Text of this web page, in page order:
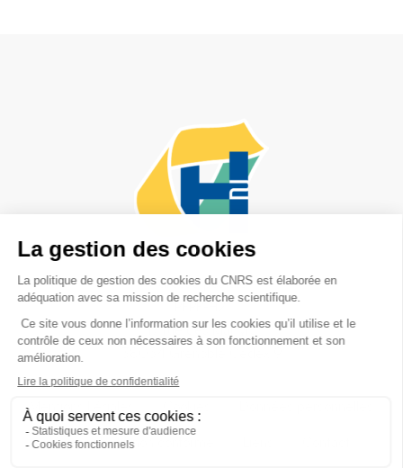
Adresse postale :
PEPR-H2,
17 rue des Martyrs
Accessibilité non conforme